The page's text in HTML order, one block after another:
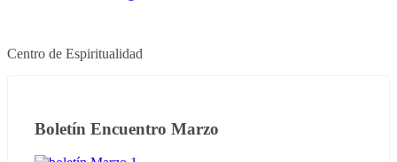
Centro de Espiritualidad
Boletín Encuentro Marzo